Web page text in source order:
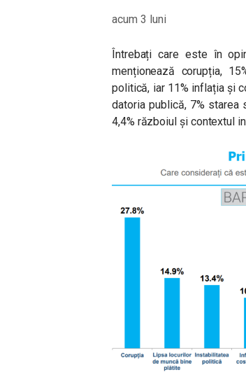
acum 3 luni
Întrebați care este în
menționează corupția,
politică, iar 11% inflația și
datoria publică, 7%
4,4% războiul și contextul